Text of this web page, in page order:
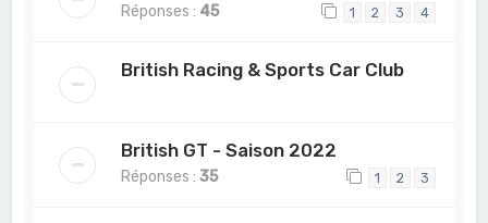
Réponses : 45 1 2 3 4
British Racing & Sports Car Club
British GT - Saison 2022
Réponses :35 1 2 3